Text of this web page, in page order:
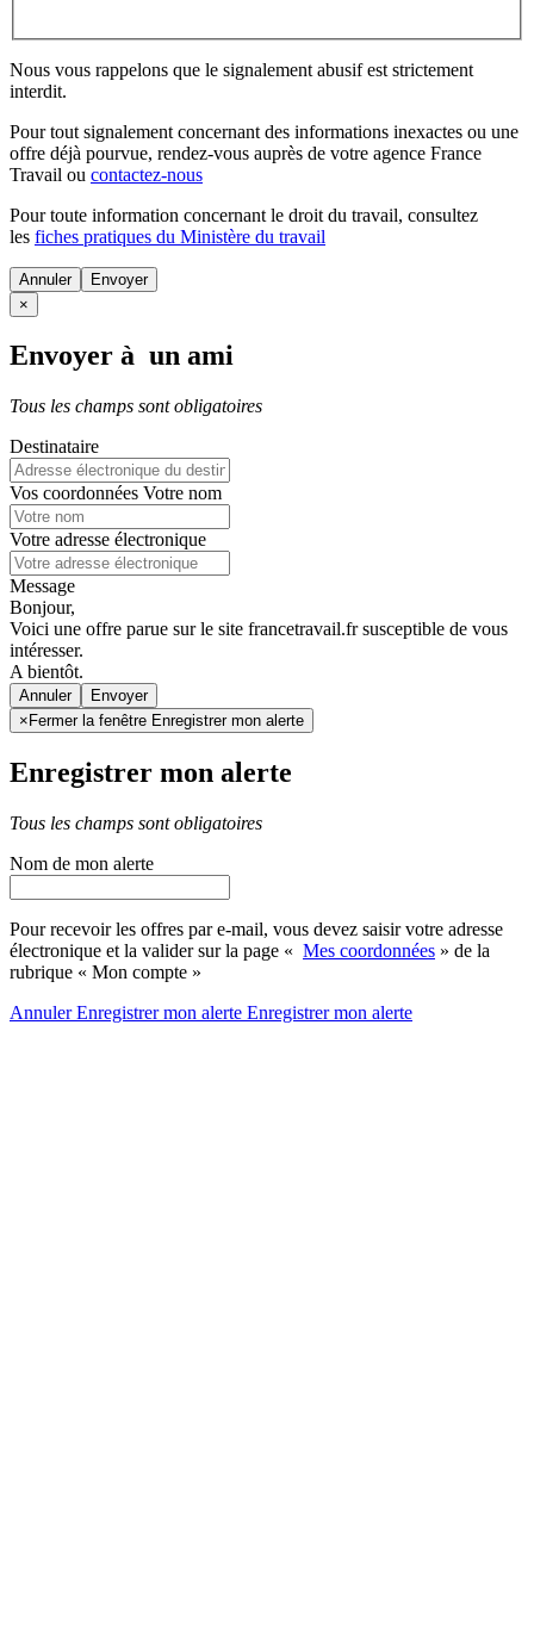
Nous vous rappelons que le signalement abusif est strictement
interdit.
Pour tout signalement concernant des informations inexactes ou une
offre déjà pourvue, rendez-vous auprès de votre agence France
Travail ou contactez-nous
Pour toute information concernant le droit du travail, consultez
les fiches pratiques du Ministère du travail
Annuler
×
Envoyer à un ami
Tous les champs sont obligatoires
Destinataire
Vos coordonnées Votre nom
Votre adresse électronique
Message
Bonjour,
Voici une offre parue sur le site francetravail.fr susceptible de vous
intéresser.
A bientôt.
Annuler
× Fermer la fenêtre Enregistrer mon alerte
Enregistrer mon alerte
Tous les champs sont obligatoires
Nom de mon alerte
Pour recevoir les offres par e-mail, vous devez saisir votre adresse
électronique et la valider sur la page « Mes coordonnées » de la
rubrique « Mon compte »
AnnulerEnregistrer mon alerte Enregistrermon alerte